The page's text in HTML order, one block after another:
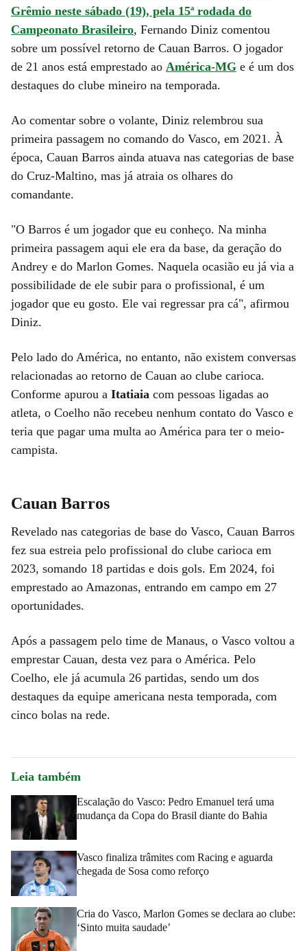
Grêmio neste sábado (19), pela 15ª rodada do
Campeonato Brasileiro, Fernando Diniz comentou
sobre um possível retorno de Cauan Barros. O jogador
de 21 anos está emprestado ao América-MG e é um dos
destaques do clube mineiro na temporada.
Ao comentar sobre o volante, Diniz relembrou sua
primeira passagem no comando do Vasco, em 2021. À
época, Cauan Barros ainda atuava nas categorias de base
do Cruz-Maltino, mas já atraia os olhares do
comandante.
"O Barros é um jogador que eu conheço. Na minha
primeira passagem aqui ele era da base, da geração do
Andrey e do Marlon Gomes. Naquela ocasião eu já via a
possibilidade de ele subir para o profissional, é um
jogador que eu gosto. Ele vai regressar pra cá", afirmou
Diniz.
Pelo lado do América, no entanto, não existem conversas
relacionadas ao retorno de Cauan ao clube carioca.
Conforme apurou a Itatiaia com pessoas ligadas ao
atleta, o Coelho não recebeu nenhum contato do Vasco e
teria que pagar uma multa ao América para ter o meio-
campista.
Cauan Barros
Revelado nas categorias de base do Vasco, Cauan Barros
fez sua estreia pelo profissional do clube carioca em
2023, somando 18 partidas e dois gols. Em 2024, foi
emprestado ao Amazonas, entrando em campo em 27
oportunidades.
Após a passagem pelo time de Manaus, o Vasco voltou a
emprestar Cauan, desta vez para o América. Pelo
Coelho, ele já acumula 26 partidas, sendo um dos
destaques da equipe americana nesta temporada, com
cinco bolas na rede.
Leia também
Escalação do Vasco: Pedro Emanuel terá uma
mudança da Copa do Brasil diante do Bahia
Vasco finaliza trâmites com Racing e aguarda
chegada de Sosa como reforço
Cria do Vasco, Marlon Gomes se declara ao clube:
‘Sinto muita saudade’